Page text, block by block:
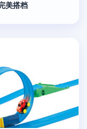
美搭档